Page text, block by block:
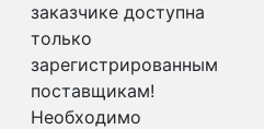
заказчике доступна
только
зарегистрированным
поставщикам!
Необходимо